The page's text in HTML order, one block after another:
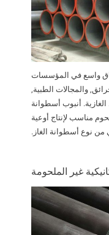
واسع في المؤسسات
والمجالات الطبية,
أنبوب أسطوانة
مناسب لإنتاج أوعية
من نوع أسطوانة الغاز.
غير الملحومة